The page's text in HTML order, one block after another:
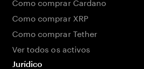
Como comprar XRP
Como comprar Tether
Ver todos os activos
Jurídico